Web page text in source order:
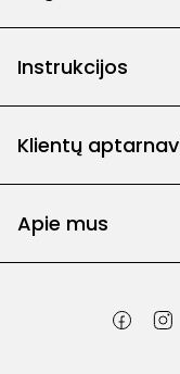
Instrukcijos
Klientų
Apie mus